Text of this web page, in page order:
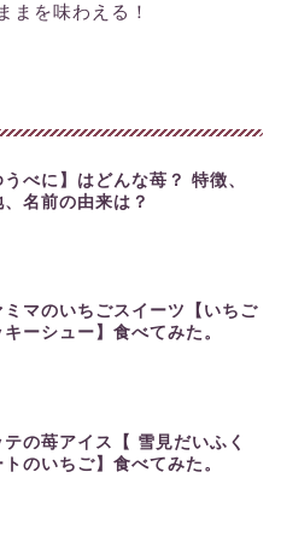
まを味わえる！
うべに】はどんな苺？ 特徴、
、名前の由来は？
ミマのいちごスイーツ【いちご
キーシュー】食べてみた。
テの苺アイス【 雪見だいふく
トのいちご】食べてみた。